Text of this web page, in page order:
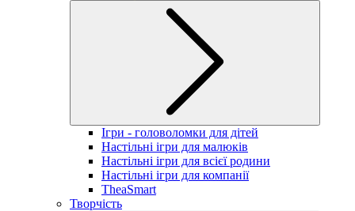
Ігри - головоломки для дітей
Настільні ігри для малюків
Настільні ігри для всієї родини
Настільні ігри для компанії
TheaSmart
Творчість